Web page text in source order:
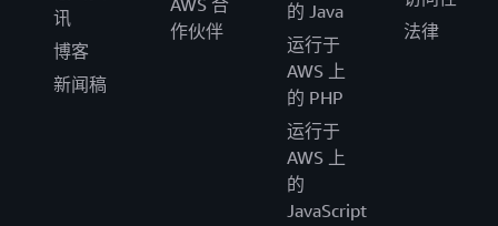
讯
博客
新闻稿
AWS 合
作伙伴
的 Java
运行于
AWS 上
的 PHP
运行于
AWS 上
的
JavaScript
法律